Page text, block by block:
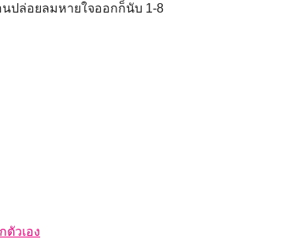
นปล่อยลมหายใจออกก็นับ 1-8
วเอง